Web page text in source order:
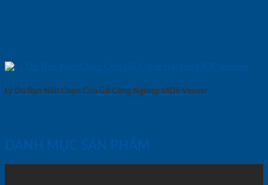
Lý Do Bạn Nên Chọn Cửa Gỗ Công Nghiệp MDF Veneer
DANH MỤC SẢN PHẨM